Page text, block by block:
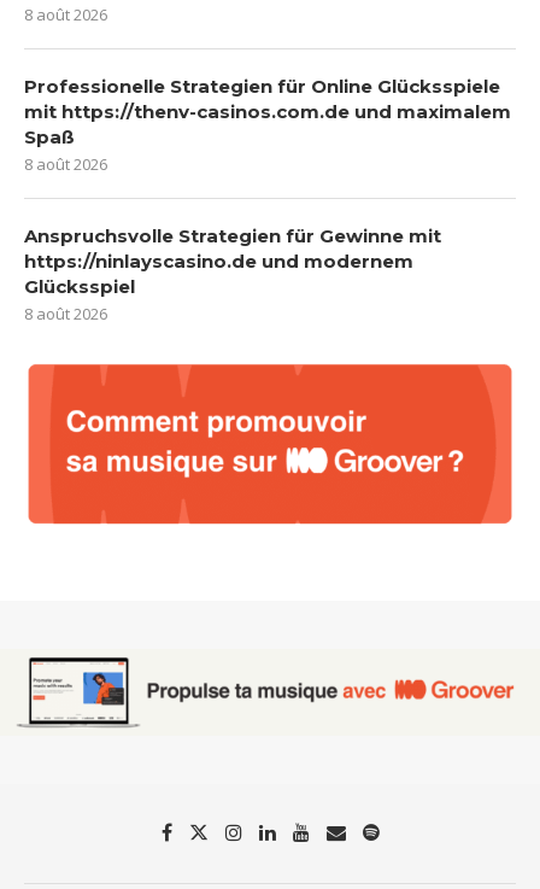
8 août 2026
Professionelle Strategien für Online Glücksspiele
mit https://thenv-casinos.com.de und maximalem
Spaß
8 août 2026
Anspruchsvolle Strategien für Gewinne mit
https://ninlayscasino.de und modernem
Glücksspiel
8 août 2026